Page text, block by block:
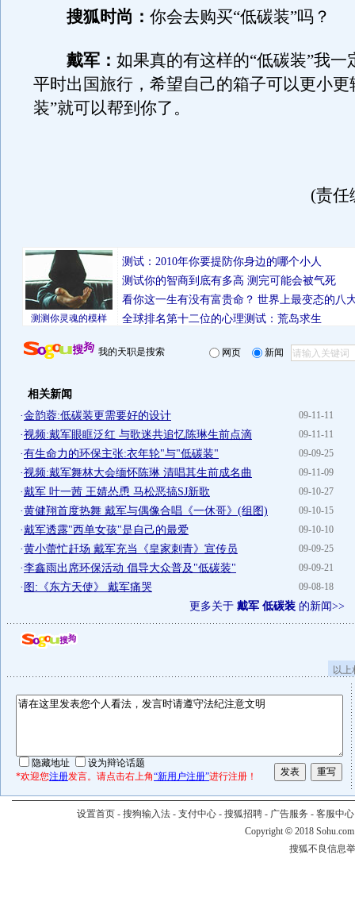
搜狐时尚： 你会去购买“低碳装”吗？
戴军： 如果真的有这样的“低碳装”我一
平时出国旅行，希望自己的箱子可以更小更
装”就可以帮到你了。
(责任
测测你灵魂的模样
测试：2010年你要提防你身边的哪个小人
测试你的智商到底有多高 测完可能会被气死
看你这一生有没有富贵命？ 世界上最变态的八
全球排名第十二位的心理测试：荒岛求生
我的天职是搜索 网页 新闻
相关新闻
09-11-11
·金韵蓉:低碳装更需要好的设计
09-11-11
·视频:戴军眼眶泛红 与歌迷共追忆陈琳生前点滴
09-09-25
·有生命力的环保主张:衣年轮"与"低碳装"
09-11-09
·视频:戴军舞林大会缅怀陈琳 清唱其生前成名曲
09-10-27
·戴军 叶一茜 王婧怂恿 马松恶搞SJ新歌
09-10-15
·黄健翔首度热舞 戴军与偶像合唱《一休哥》(组图)
09-10-10
·戴军透露"西单女孩"是自己的最爱
09-09-25
·黄小蕾忙赶场 戴军充当《皇家刺青》宣传员
09-09-21
·李鑫雨出席环保活动 倡导大众普及"低碳装"
09-08-18
·图:《东方天使》 戴军痛哭
更多关于 戴军 低碳装 的新闻>>
以
隐藏地址
设为辩论话题
*欢迎您注册发言。请点击右上角“新用户注册”进行注册！
设置首页- 搜狗输入法- 支付中心- 搜狐招聘- 广告服务 - 客服中心
Copyright © 2018
搜狐不良信息